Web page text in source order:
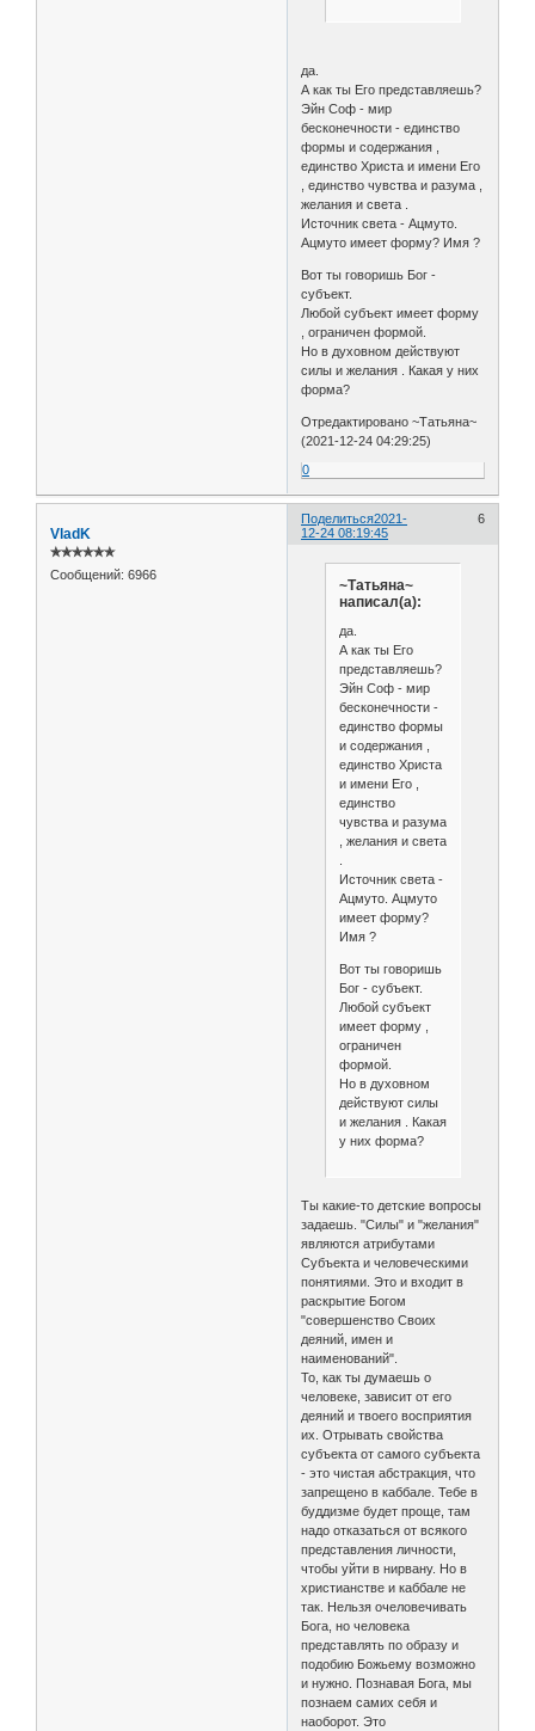
да.
А как ты Его представляешь?
Эйн Соф - мир
бесконечности - единство
формы и содержания ,
единство Христа и имени Его
, единство чувства и разума ,
желания и света .
Источник света - Ацмуто.
Ацмуто имеет форму? Имя ?
Вот ты говоришь Бог -
субъект.
Любой субъект имеет форму
, ограничен формой.
Но в духовном действуют
силы и желания . Какая у них
форма?
Отредактировано ~Татьяна~
(2021-12-24 04:29:25)
0
Поделиться 6
2021-
12-24 08:19:45
VladK
✯✯✯✯✯✯
Сообщений: 6966
~Татьяна~
написал(а):
да.
А как ты Его
представляешь?
Эйн Соф - мир
бесконечности -
единство формы
и содержания ,
единство Христа
и имени Его ,
единство
чувства и разума
, желания и света
Источник света -
Ацмуто. Ацмуто
имеет форму?
Имя ?
Вот ты говоришь
Бог - субъект.
Любой субъект
имеет форму ,
ограничен
формой.
Но в духовном
действуют силы
и желания . Какая
у них форма?
Ты какие-то детские вопросы
задаешь. "Силы" и "желания"
являются атрибутами
Субъекта и человеческими
понятиями. Это и входит в
раскрытие Богом
"совершенство Своих
деяний, имен и
наименований".
То, как ты думаешь о
человеке, зависит от его
деяний и твоего восприятия
их. Отрывать свойства
субъекта от самого субъекта
- это чистая абстракция, что
запрещено в каббале. Тебе в
буддизме будет проще, там
надо отказаться от всякого
представления личности,
чтобы уйти в нирвану. Но в
христианстве и каббале не
так. Нельзя очеловечивать
Бога, но человека
представлять по образу и
подобию Божьему возможно
и нужно. Познавая Бога, мы
познаем самих себя и
наоборот. Это